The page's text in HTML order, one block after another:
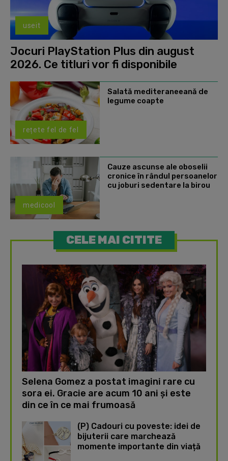
useit
Jocuri PlayStation Plus din august
2026. Ce titluri vor fi disponibile
rețete fel de fel
Salată mediteraneeană de
legume coapte
medicool
Cauze ascunse ale oboselii
cronice în rândul persoanelor
cu joburi sedentare la birou
CELE MAI CITITE
Selena Gomez a postat imagini rare cu
sora ei. Gracie are acum 10 ani și este
din ce în ce mai frumoasă
(P) Cadouri cu poveste: idei de
bijuterii care marchează
momente importante din viață